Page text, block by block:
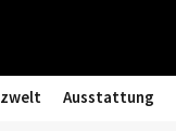
Ausstattung